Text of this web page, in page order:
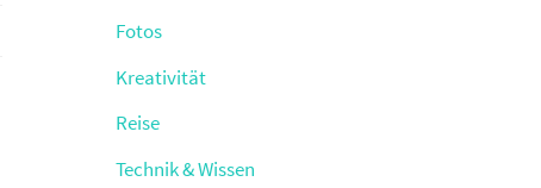
Fotos
Kreativität
Reise
Technik & Wissen